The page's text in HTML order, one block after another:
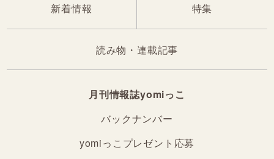
新着情報 特集
読み物・連載記事
月刊情報誌yomiっこ
バックナンバー
yomiっこプレゼント応募